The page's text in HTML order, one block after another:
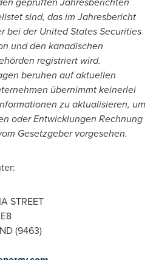
sind, das im Jahresbericht
bei der United States Securities
und den kanadischen
registriert wird.
beruhen auf aktuellen
übernimmt keinerlei
zu aktualisieren, um
oder Entwicklungen Rechnung
Gesetzgeber vorgesehen.
STREET
(9463)